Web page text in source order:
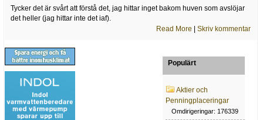
Tycker det är svårt att förstå det, jag hittar inget bakom huven som avslöjar
det heller (jag hittar inte det iaf).
Read More |Skriv kommentar
Populärt
Aktier och
Penningplaceringar
Omdirigeringar: 176339